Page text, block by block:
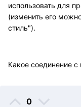
использовать для
(изменить его
стиль").
Какое соединение
0